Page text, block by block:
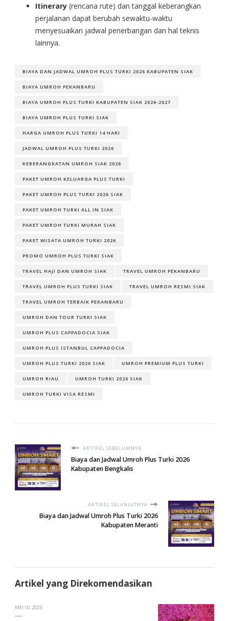
Itinerary (rencana rute) dan tanggal keberangkan
perjalanan dapat berubah sewaktu-waktu
menyesuaikan jadwal penerbangan dan hal teknis
lainnya.
BIAYA DAN JADWAL UMROH PLUS TURKI 2026 KABUPATEN SIAK
BIAYA UMROH PEKANBARU
BIAYA UMROH PLUS TURKI KABUPATEN SIAK 2026-2027
BIAYA UMROH PLUS TURKI SIAK
HARGA UMROH PLUS TURKI 14 HARI
JADWAL UMROH PLUS TURKI 2026
KEBERANGKATAN UMROH SIAK 2026
PAKET UMROH KELUARGA PLUS TURKI
PAKET UMROH PLUS TURKI 2026 SIAK
PAKET UMROH TURKI ALL IN SIAK
PAKET UMROH TURKI MURAH SIAK
PAKET WISATA UMROH TURKI 2026
PROMO UMROH PLUS TURKI SIAK
TRAVEL HAJI DAN UMROH SIAK TRAVEL UMROH PEKANBARU
TRAVEL UMROH PLUS TURKI SIAK TRAVEL UMROH RESMI SIAK
TRAVEL UMROH TERBAIK PEKANBARU
UMROH DAN TOUR TURKI SIAK
UMROH PLUS CAPPADOCIA SIAK
UMROH PLUS ISTANBUL CAPPADOCIA
UMROH PLUS TURKI 2026 SIAK UMROH PREMIUM PLUS TURKI
UMROH RIAU UMROH TURKI 2026 SIAK
UMROH TURKI VISA RESMI
ARTIKEL SEBELUMNYA
Biaya dan Jadwal Umroh Plus Turki 2026
Kabupaten Bengkalis
ARTIKEL SELANJUTNYA
Biaya dan Jadwal Umroh Plus Turki 2026
Kabupaten Meranti
Artikel yang Direkomendasikan
MEI 10, 2023